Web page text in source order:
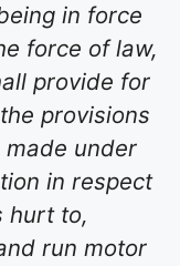
in force
force of law,
provide for
provisions
under
in respect
hurt to,
run motor